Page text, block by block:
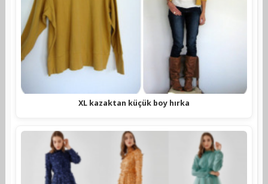
XL kazaktan küçük boy hırka